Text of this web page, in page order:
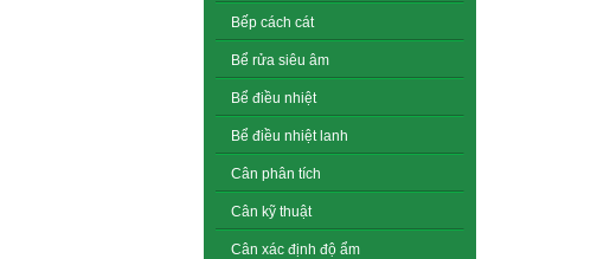
Bếp cách cát
Bể rửa siêu âm
Bể điều nhiệt
Bể điều nhiệt lanh
Cân phân tích
Cân kỹ thuật
Cân xác định độ ẩm